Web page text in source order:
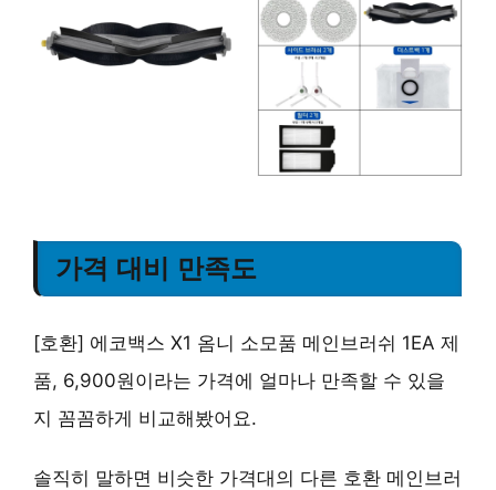
가격 대비 만족도
[호환] 에코백스 X1 옴니 소모품 메인브러쉬 1EA 제
품, 6,900원이라는 가격에 얼마나 만족할 수 있을
지 꼼꼼하게 비교해봤어요.
솔직히 말하면 비슷한 가격대의 다른 호환 메인브러